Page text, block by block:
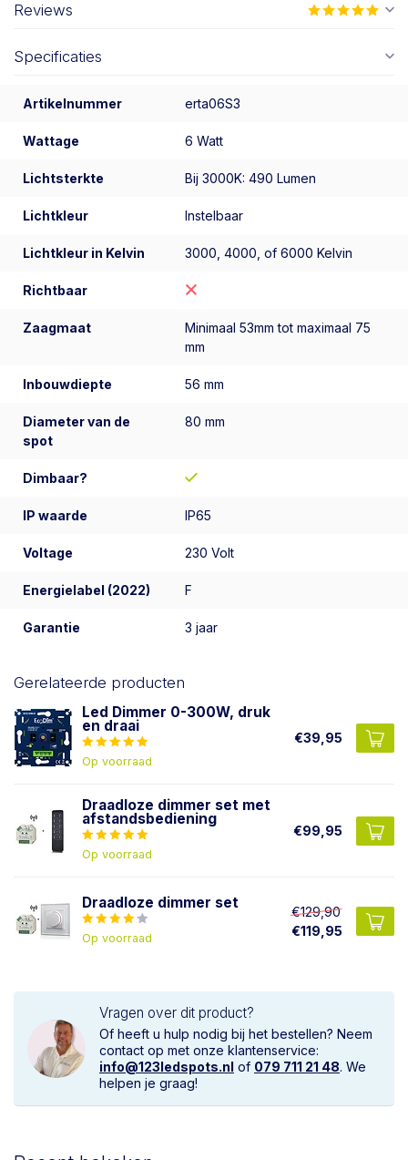
Reviews
Specificaties
Artikelnummer erta06S3
Wattage 6 Watt
Lichtsterkte Bij 3000K: 490 Lumen
Lichtkleur Instelbaar
Lichtkleur in Kelvin 3000, 4000, of 6000 Kelvin
Richtbaar
Zaagmaat
Minimaal 53mm tot maximaal 75
mm
Inbouwdiepte 56 mm
Diameter van de
spot
80 mm
Dimbaar?
IP waarde IP65
Voltage 230 Volt
Energielabel (2022) F
Garantie 3 jaar
Gerelateerde producten
Led Dimmer 0-300W, druk
en draai
Op voorraad
€39,95
Draadloze dimmer set met
afstandsbediening
Op voorraad
€99,95
Draadloze dimmer set
Op voorraad
€129,90
€119,95
Vragen over dit product?
Of heeft u hulp nodig bij het bestellen? Neem
contact op met onze klantenservice:
info@123ledspots.nl of 079 711 21 48. We
helpen je graag!